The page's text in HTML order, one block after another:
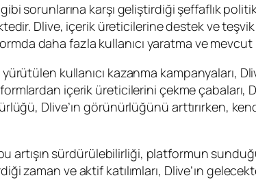
sorunlarına karşı geliştirdiği şeffaflık
Dlive, içerik üreticilerine destek ve teşvik
daha fazla kullanıcı yaratma ve
kullanıcı kazanma kampanyaları,
içerik üreticilerini çekme çabaları,
Dlive’ın görünürlüğünü arttırırken,
bu artışın sürdürülebilirliği, platformun
zaman ve aktif katılımları, Dlive’ın